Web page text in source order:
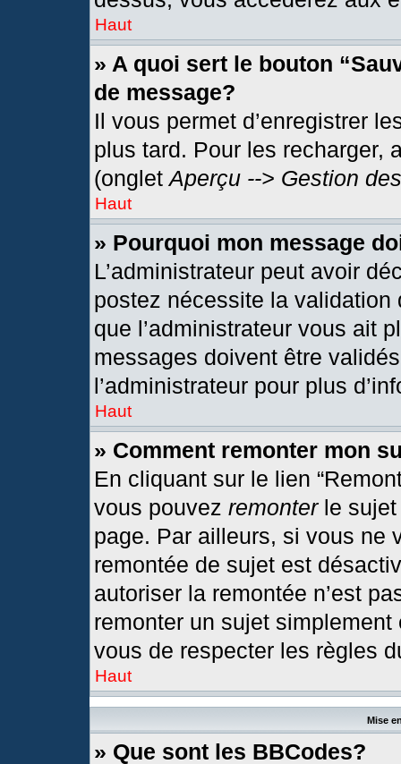
Haut
» A quoi sert le bouton
de message?
Il vous permet d’enregistrer
plus tard. Pour les recharger,
(ongletAperçu --> Gestion
Haut
» Pourquoi mon message
L’administrateur peut avoir
postez nécessite la
que l’administrateur vous ait
messages doivent être
l’administrateur pour plus
Haut
» Comment remonter mon
En cliquant sur le lien
vous pouvez remonterle sujet
page. Par ailleurs, si vous ne
remontée de sujet est
autoriser la remontée n’est
remonter un sujet
vous de respecter les règles
Haut
Mise
» Que sont les BBCodes?